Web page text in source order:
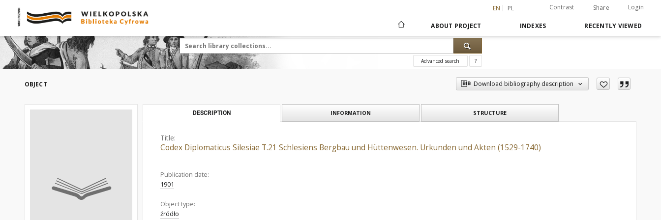
EN PL Contrast Share Login
ABOUT PROJECT INDEXES RECENTLY VIEWED
Advanced search ?
OBJECT Download bibliography description
DESCRIPTION INFORMATION STRUCTURE
Title:
Codex Diplomaticus Silesiae T.21 Schlesiens Bergbau und Hüttenwesen. Urkunden und Akten (1529-1740)
Publication date:
1901
Object type:
źródło